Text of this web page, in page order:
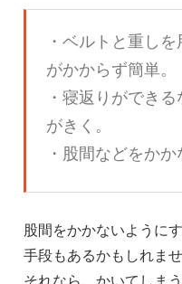
・ベルトと重し
がかからず簡単。
・寝返りができ
がきく。
・股間などをかか
股間をかかないように
手段もあるかもしれま